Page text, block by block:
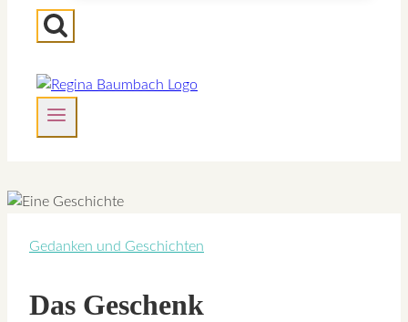
Gedanken und Geschichten
Das Geschenk